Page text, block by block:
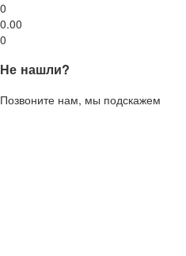
0
0.00
0
Не нашли?
Позвоните нам, мы подскажем